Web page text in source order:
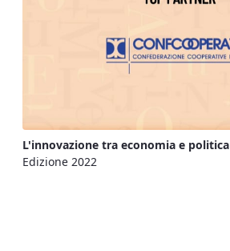
L'innovazione tra economia e politica
Edizione 2022